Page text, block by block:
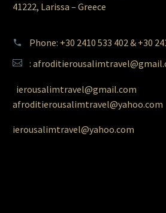
41222, Larissa – Greece
Phone: +30 2410 533 402 & +30
:
ierousalimtravel@gmail.com
afroditierousalimtravel@yahoo.com
ierousalimtravel@yahoo.com